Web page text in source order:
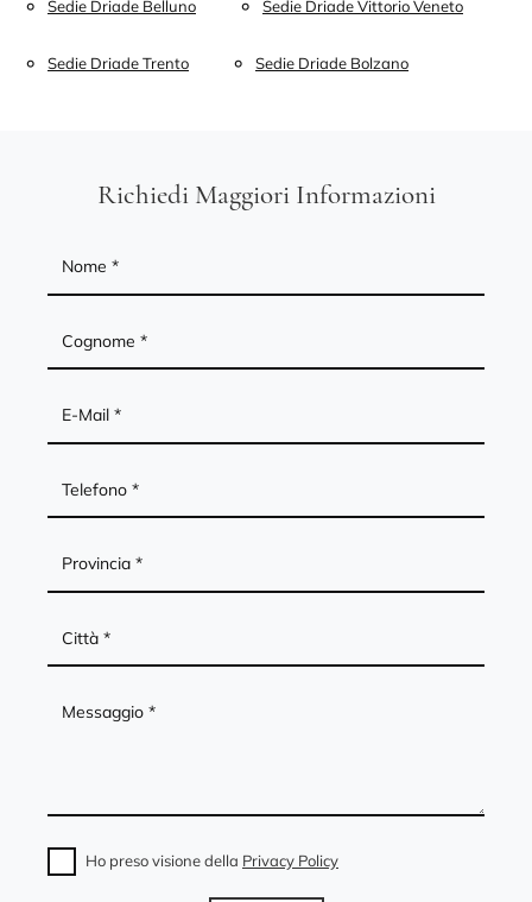
Sedie Driade Belluno Sedie Driade Vittorio Veneto
Sedie Driade Trento Sedie Driade Bolzano
Richiedi Maggiori Informazioni
Ho preso visione della Privacy Policy